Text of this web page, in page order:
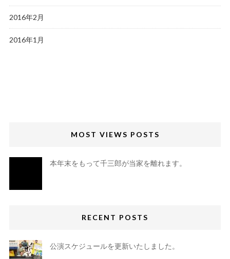
2016年2月
2016年1月
MOST VIEWS POSTS
本年末をもって千三郎が当家を離れます。
RECENT POSTS
公演スケジュールを更新いたしました。